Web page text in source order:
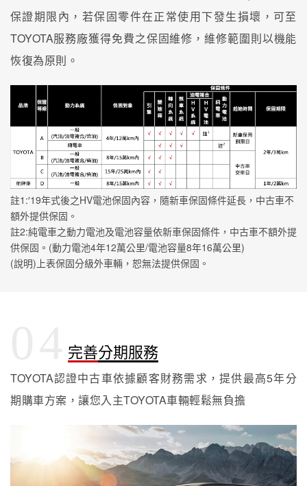
保證期限內，若保固零件在正常使用下發生損壞，可至
TOYOTA服務廠獲得免費之保固維修，維修範圍則以機能
恢復為原則。
註1:′19年式後之HV電池保固內容，隨新車保固條件延長，中古車不
額外提供保固。
註2:純電車之動力電池及電池容量依新車保固條件，中古車不額外提
供保固。(動力電池4年12萬公里/電池容量8年16萬公里)
(說明)上表保固分級外車輛，恕無法提供保固。
完善分期服務
TOYOTA認證中古車依據顧客財務需求，提供最高5年分
期購車方案，讓您入主TOYOTA車輛輕鬆無負擔